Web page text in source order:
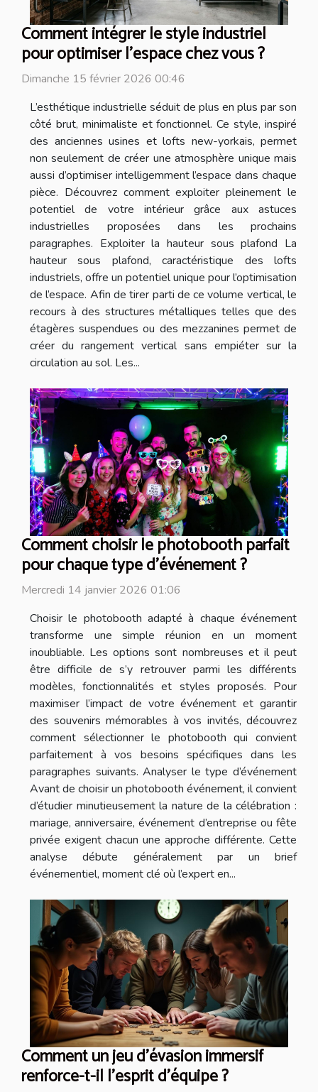
Comment intégrer le style industriel
pour optimiser l'espace chez vous ?
Dimanche 15 février 2026 00:46
L’esthétique industrielle séduit de plus en plus par son
côté brut, minimaliste et fonctionnel. Ce style, inspiré
des anciennes usines et lofts new-yorkais, permet
non seulement de créer une atmosphère unique mais
aussi d’optimiser intelligemment l’espace dans chaque
pièce. Découvrez comment exploiter pleinement le
potentiel de votre intérieur grâce aux astuces
industrielles proposées dans les prochains
paragraphes. Exploiter la hauteur sous plafond La
hauteur sous plafond, caractéristique des lofts
industriels, offre un potentiel unique pour l’optimisation
de l’espace. Afin de tirer parti de ce volume vertical, le
recours à des structures métalliques telles que des
étagères suspendues ou des mezzanines permet de
créer du rangement vertical sans empiéter sur la
circulation au sol. Les...
Comment choisir le photobooth parfait
pour chaque type d'événement ?
Mercredi 14 janvier 2026 01:06
Choisir le photobooth adapté à chaque événement
transforme une simple réunion en un moment
inoubliable. Les options sont nombreuses et il peut
être difficile de s’y retrouver parmi les différents
modèles, fonctionnalités et styles proposés. Pour
maximiser l’impact de votre événement et garantir
des souvenirs mémorables à vos invités, découvrez
comment sélectionner le photobooth qui convient
parfaitement à vos besoins spécifiques dans les
paragraphes suivants. Analyser le type d’événement
Avant de choisir un photobooth événement, il convient
d’étudier minutieusement la nature de la célébration :
mariage, anniversaire, événement d’entreprise ou fête
privée exigent chacun une approche différente. Cette
analyse débute généralement par un brief
événementiel, moment clé où l’expert en...
Comment un jeu d'évasion immersif
renforce-t-il l'esprit d'équipe ?